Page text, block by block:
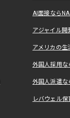
AI面接なら
アジャイル
アメリカの
外国人採用
外国人派遣な
レバウェル